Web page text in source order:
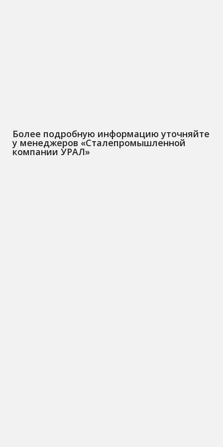
Более подробную информацию уточняйте
у менеджеров «Сталепромышленной
компании УРАЛ»